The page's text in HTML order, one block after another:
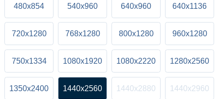
480x854 540x960 640x960 640x1136
720x1280 768x1280 800x1280 960x1280
750x1334 1080x1920 1080x2220 1280x2560
1350x2400 1440x2560 1440x2880 1440x2960